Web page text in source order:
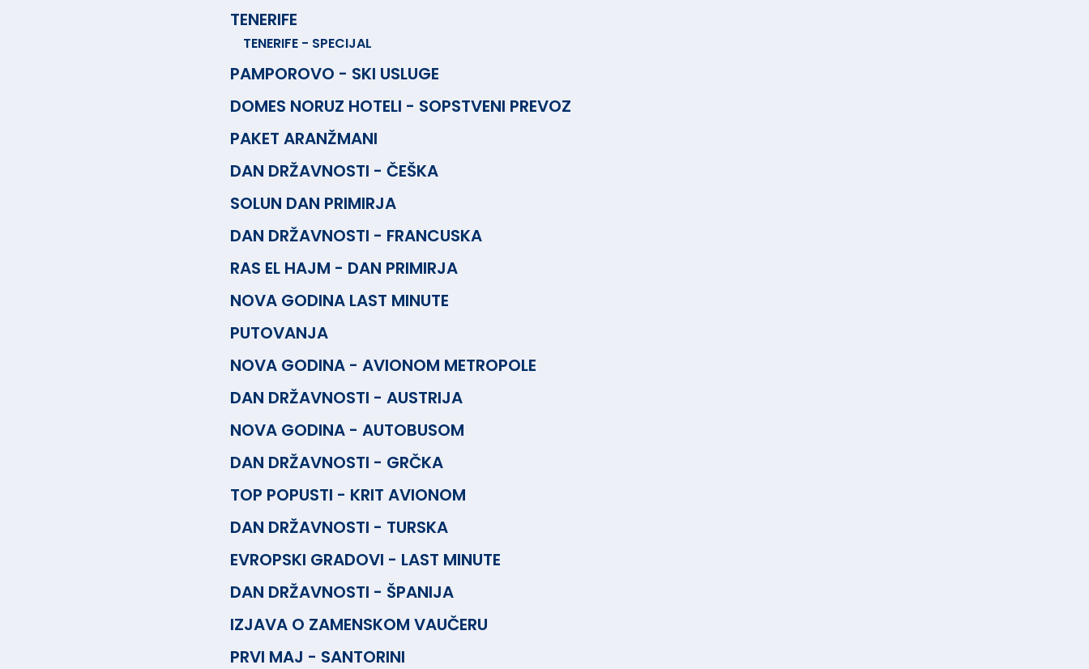
TENERIFE
TENERIFE - SPECIJAL
PAMPOROVO - SKI USLUGE
DOMES NORUZ HOTELI - SOPSTVENI PREVOZ
PAKET ARANŽMANI
DAN DRŽAVNOSTI - ČEŠKA
SOLUN DAN PRIMIRJA
DAN DRŽAVNOSTI - FRANCUSKA
RAS EL HAJM - DAN PRIMIRJA
NOVA GODINA LAST MINUTE
PUTOVANJA
NOVA GODINA - AVIONOM METROPOLE
DAN DRŽAVNOSTI - AUSTRIJA
NOVA GODINA - AUTOBUSOM
DAN DRŽAVNOSTI - GRČKA
TOP POPUSTI - KRIT AVIONOM
DAN DRŽAVNOSTI - TURSKA
EVROPSKI GRADOVI - LAST MINUTE
DAN DRŽAVNOSTI - ŠPANIJA
IZJAVA O ZAMENSKOM VAUČERU
PRVI MAJ - SANTORINI